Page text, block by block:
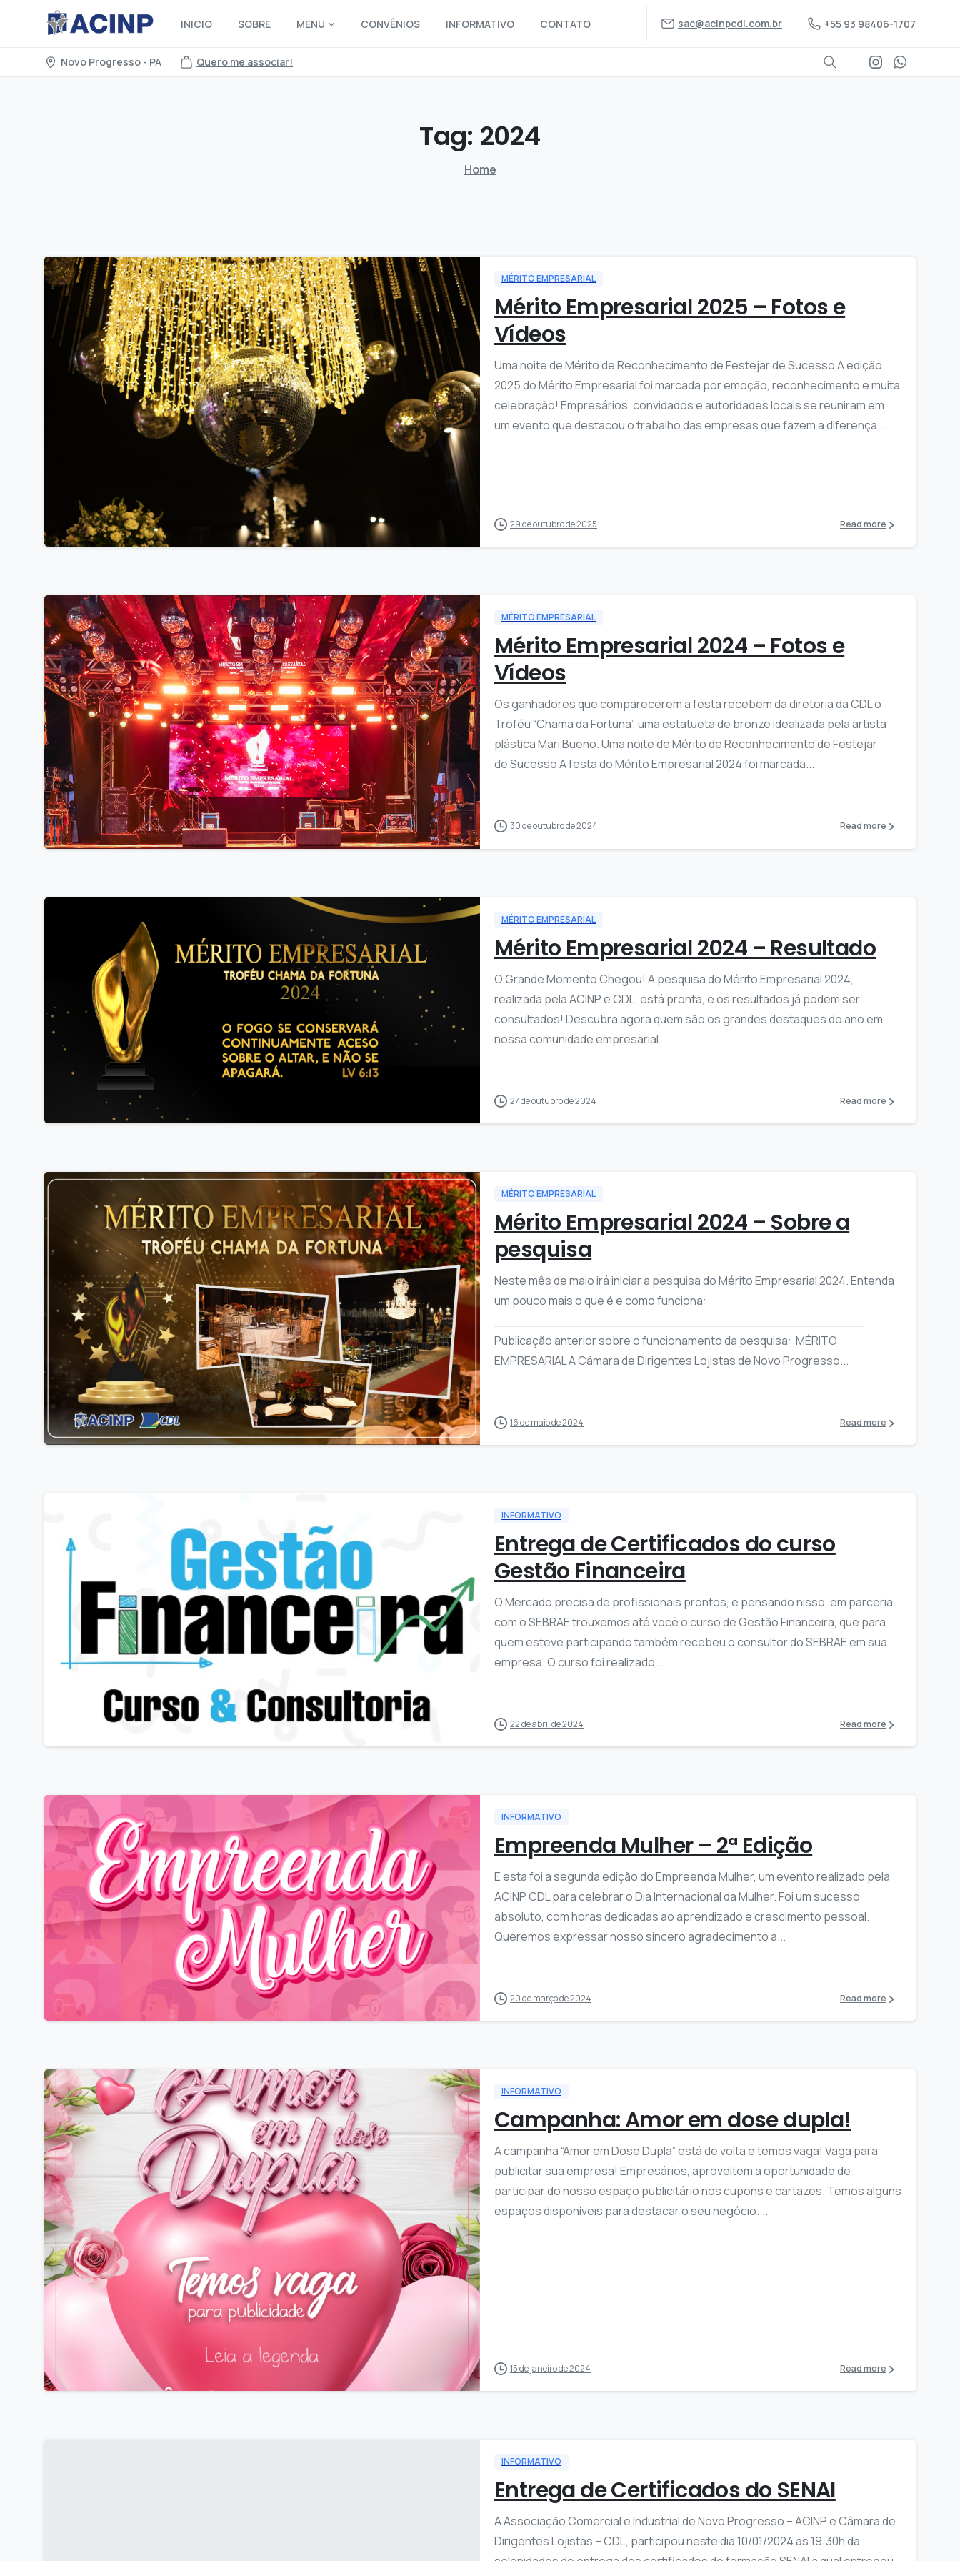
INICIO SOBRE MENU CONVÊNIOS INFORMATIVO CONTATO sac@acinpcdl.com.br +55 93 98406-1707
Novo Progresso - PA Quero me associar!
Tag: 2024
Home
MÉRITO EMPRESARIAL
Mérito Empresarial 2025 – Fotos e
Vídeos
Uma noite de Mérito de Reconhecimento de Festejar de Sucesso A edição
2025 do Mérito Empresarial foi marcada por emoção, reconhecimento e muita
celebração! Empresários, convidados e autoridades locais se reuniram em
um evento que destacou o trabalho das empresas que fazem a diferença...
29 de outubro de 2025 Read more
17
MÉRITO EMPRESARIAL
Mérito Empresarial 2024 – Fotos e
Vídeos
Os ganhadores que comparecerem a festa recebem da diretoria da CDL o
Troféu “Chama da Fortuna”, uma estatueta de bronze idealizada pela artista
plástica Mari Bueno. Uma noite de Mérito de Reconhecimento de Festejar
de Sucesso A festa do Mérito Empresarial 2024 foi marcada...
30 de outubro de 2024 Read more
MÉRITO EMPRESARIAL
Mérito Empresarial 2024 – Resultado
O Grande Momento Chegou! A pesquisa do Mérito Empresarial 2024,
realizada pela ACINP e CDL, está pronta, e os resultados já podem ser
consultados! Descubra agora quem são os grandes destaques do ano em
nossa comunidade empresarial.
27 de outubro de 2024 Read more
2
MÉRITO EMPRESARIAL
Mérito Empresarial 2024 – Sobre a
pesquisa
Neste mês de maio irá iniciar a pesquisa do Mérito Empresarial 2024. Entenda
um pouco mais o que é e como funciona:
Publicação anterior sobre o funcionamento da pesquisa: MÉRITO
EMPRESARIAL A Câmara de Dirigentes Lojistas de Novo Progresso...
16 de maio de 2024 Read more
INFORMATIVO
Entrega de Certificados do curso
Gestão Financeira
O Mercado precisa de profissionais prontos, e pensando nisso, em parceria
com o SEBRAE trouxemos até você o curso de Gestão Financeira, que para
quem esteve participando também recebeu o consultor do SEBRAE em sua
empresa. O curso foi realizado...
22 de abril de 2024 Read more
INFORMATIVO
Empreenda Mulher – 2ª Edição
E esta foi a segunda edição do Empreenda Mulher, um evento realizado pela
ACINP CDL para celebrar o Dia Internacional da Mulher. Foi um sucesso
absoluto, com horas dedicadas ao aprendizado e crescimento pessoal.
Queremos expressar nosso sincero agradecimento a...
20 de março de 2024 Read more
INFORMATIVO
Campanha: Amor em dose dupla!
A campanha “Amor em Dose Dupla” está de volta e temos vaga! Vaga para
publicitar sua empresa! Empresários, aproveitem a oportunidade de
participar do nosso espaço publicitário nos cupons e cartazes. Temos alguns
espaços disponíveis para destacar o seu negócio....
15 de janeiro de 2024 Read more
INFORMATIVO
Entrega de Certificados do SENAI
A Associação Comercial e Industrial de Novo Progresso – ACINP e Câmara de
Dirigentes Lojistas – CDL, participou neste dia 10/01/2024 as 19:30h da